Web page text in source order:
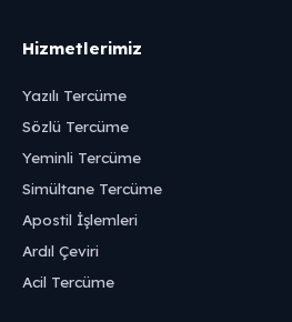
Hizmetlerimiz
Yazılı Tercüme
Sözlü Tercüme
Yeminli Tercüme
Simültane Tercüme
Apostil İşlemleri
Ardıl Çeviri
Acil Tercüme